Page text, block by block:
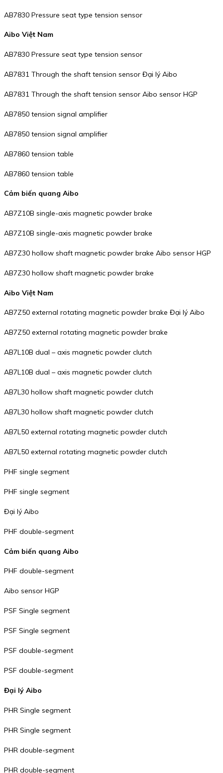
AB7830 Pressure seat type tension sensor
Aibo Việt Nam
AB7830 Pressure seat type tension sensor
AB7831 Through the shaft tension sensor Đại lý Aibo
AB7831 Through the shaft tension sensor Aibo sensor HGP
AB7850 tension signal amplifier
AB7850 tension signal amplifier
AB7860 tension table
AB7860 tension table
Cảm biến quang Aibo
AB7Z10B single-axis magnetic powder brake
AB7Z10B single-axis magnetic powder brake
AB7Z30 hollow shaft magnetic powder brake Aibo sensor HGP
AB7Z30 hollow shaft magnetic powder brake
Aibo Việt Nam
AB7Z50 external rotating magnetic powder brake Đại lý Aibo
AB7Z50 external rotating magnetic powder brake
AB7L10B dual – axis magnetic powder clutch
AB7L10B dual – axis magnetic powder clutch
AB7L30 hollow shaft magnetic powder clutch
AB7L30 hollow shaft magnetic powder clutch
AB7L50 external rotating magnetic powder clutch
AB7L50 external rotating magnetic powder clutch
PHF single segment
PHF single segment
Đại lý Aibo
PHF double-segment
Cảm biến quang Aibo
PHF double-segment
Aibo sensor HGP
PSF Single segment
PSF Single segment
PSF double-segment
PSF double-segment
Đại lý Aibo
PHR Single segment
PHR Single segment
PHR double-segment
PHR double-segment